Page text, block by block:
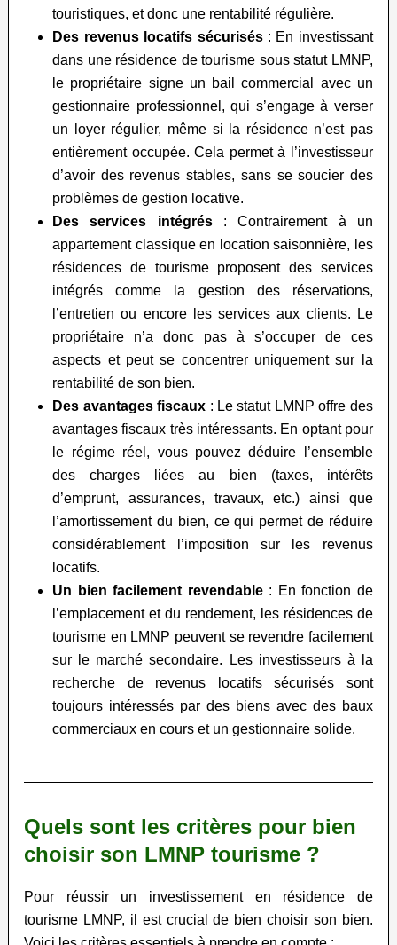
touristiques, et donc une rentabilité régulière.
Des revenus locatifs sécurisés: En investissant
dans une résidence de tourisme sous statut LMNP,
le propriétaire signe un bail commercial avec un
gestionnaire professionnel, qui s’engage à verser
un loyer régulier, même si la résidence n’est pas
entièrement occupée. Cela permet à l’investisseur
d’avoir des revenus stables, sans se soucier des
problèmes de gestion locative.
Des services intégrés: Contrairement à un
appartement classique en location saisonnière, les
résidences de tourisme proposent des services
intégrés comme la gestion des réservations,
l’entretien ou encore les services aux clients. Le
propriétaire n’a donc pas à s’occuper de ces
aspects et peut se concentrer uniquement sur la
rentabilité de son bien.
Des avantages fiscaux : Le statut LMNP offre des
avantages fiscaux très intéressants. En optant pour
le régime réel, vous pouvez déduire l’ensemble
des charges liées au bien (taxes, intérêts
d’emprunt, assurances, travaux, etc.) ainsi que
l’amortissement du bien, ce qui permet de réduire
considérablement l’imposition sur les revenus
locatifs.
Un bien facilement revendable: En fonction de
l’emplacement et du rendement, les résidences de
tourisme en LMNP peuvent se revendre facilement
sur le marché secondaire. Les investisseurs à la
recherche de revenus locatifs sécurisés sont
toujours intéressés par des biens avec des baux
commerciaux en cours et un gestionnaire solide.
Quels sont les critères pour bien
choisir son LMNP tourisme ?
Pour réussir un investissement en résidence de
tourisme LMNP, il est crucial de bien choisir son bien.